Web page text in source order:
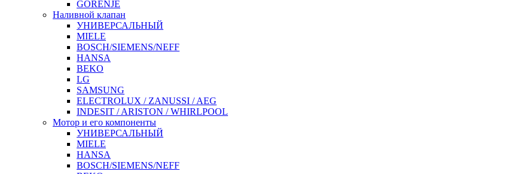
GORENJE
Наливной клапан
УНИВЕРСАЛЬНЫЙ
MIELE
BOSCH/SIEMENS/NEFF
HANSA
BEKO
LG
SAMSUNG
ELECTROLUX / ZANUSSI / AEG
INDESIT / ARISTON / WHIRLPOOL
Мотор и его компоненты
УНИВЕРСАЛЬНЫЙ
MIELE
HANSA
BOSCH/SIEMENS/NEFF